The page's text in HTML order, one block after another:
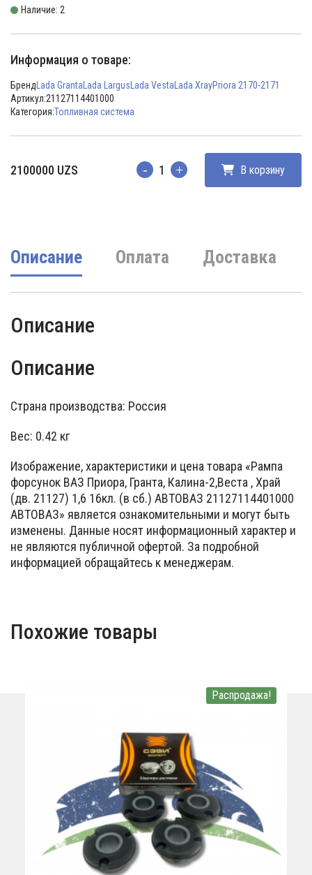
Наличие: 2
Информация о товаре:
Бренд Lada Granta Lada Largus Lada Vesta Lada XrayPriora 2170-2171
Артикул:21127114401000
Категория:Топливная система
2100000 UZS Количество В корзину
Описание Оплата Доставка
Описание
Описание
Страна производства: Россия
Вес: 0.42 кг
Изображение, характеристики и цена товара «Рампа
форсунок ВАЗ Приора, Гранта, Калина-2,Веста , Храй
(дв. 21127) 1,6 16кл. (в сб.) АВТОВАЗ 21127114401000
АВТОВАЗ» является ознакомительными и могут быть
изменены. Данные носят информационный характер и
не являются публичной офертой. За подробной
информацией обращайтесь к менеджерам.
Похожие товары
Распродажа!